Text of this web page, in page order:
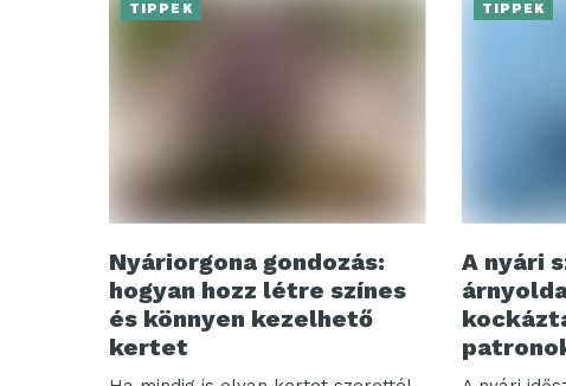
TIPPEK
Nyáriorgona gondozás:
hogyan hozz létre színes
és könnyen kezelhető
kertet
TIPPEK
A nyári